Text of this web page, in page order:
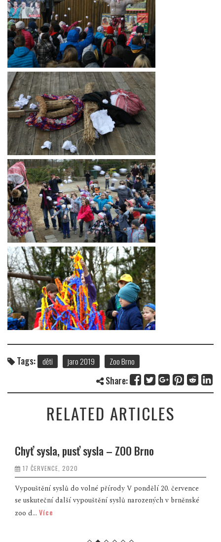
Tags: děti jaro 2019 Zoo Brno
Share:
RELATED ARTICLES
Chyť sysla, pusť sysla – ZOO Brno
17 ČERVENCE, 2020
Vypouštění syslů do volné přírody V pondělí 20. července
se uskuteční další vypouštění syslů narozených v brněnské
zoo d... Více